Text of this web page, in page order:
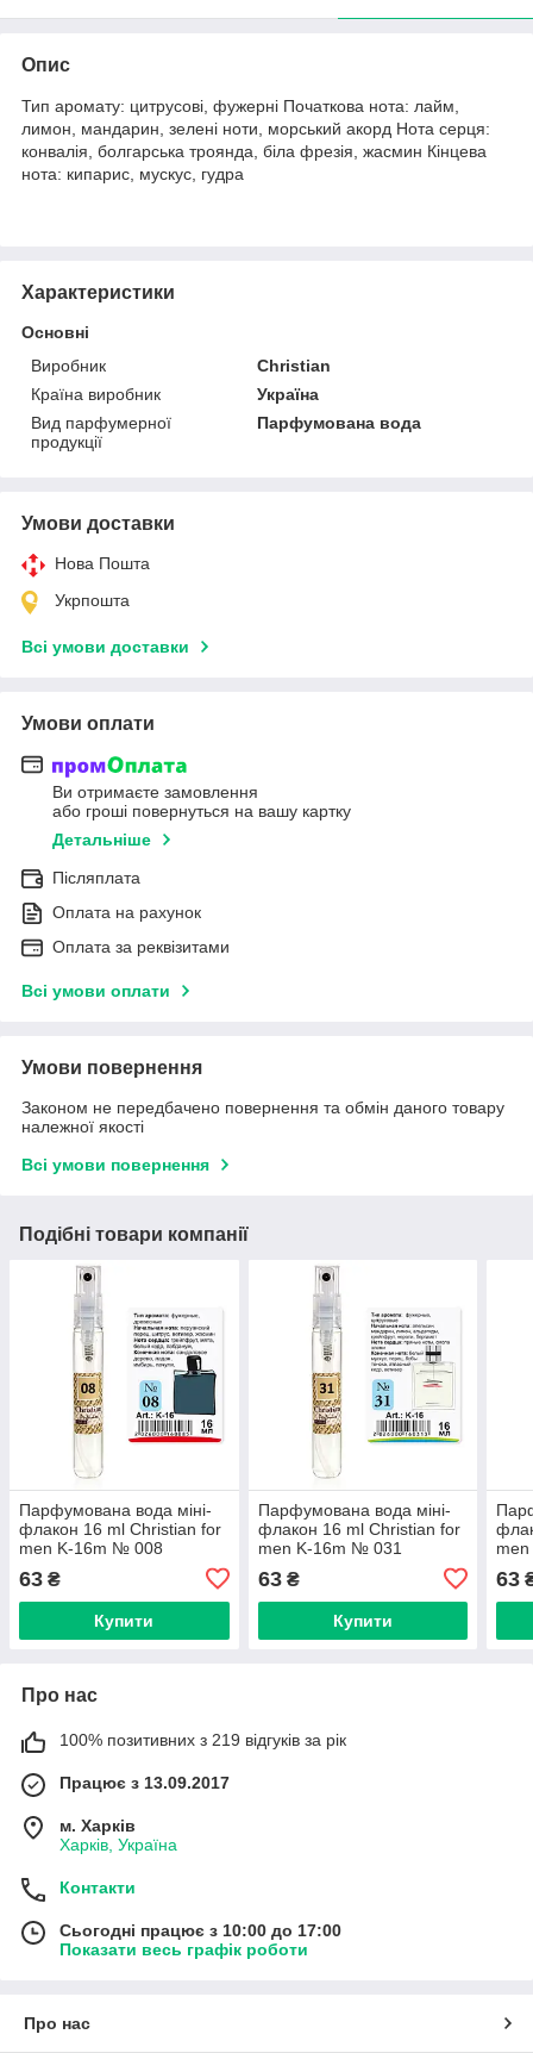
Опис
Тип аромату: цитрусові, фужерні Початкова нота: лайм,
лимон, мандарин, зелені ноти, морський акорд Нота серця:
конвалія, болгарська троянда, біла фрезія, жасмин Кінцева
нота: кипарис, мускус, гудра
Характеристики
Основні
Виробник
Christian
Країна виробник
Україна
Вид парфумерної
продукції
Парфумована вода
Умови доставки
Нова Пошта
Укрпошта
Всі умови доставки
Умови оплати
Ви отримаєте замовлення
або гроші повернуться на вашу картку
Детальніше
Післяплата
Оплата на рахунок
Оплата за реквізитами
Всі умови оплати
Умови повернення
Законом не передбачено повернення та обмін даного товару
належної якості
Всі умови повернення
Подібні товари компанії
Парфумована вода міні-
флакон 16 ml Christian for
men K-16m № 008
63 ₴
Купити
Парфумована вода міні-
флакон 16 ml Christian for
men K-16m № 031
63₴
Купити
63
Про нас
100% позитивних з 219 відгуків за рік
Працює з 13.09.2017
м. Харків
Харків, Україна
Контакти
Сьогодні працює з 10:00 до 17:00
Показати весь графік роботи
Про нас